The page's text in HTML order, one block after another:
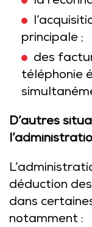
principale ;
des
téléphonie
D’autres
déduction
dans
notamment :